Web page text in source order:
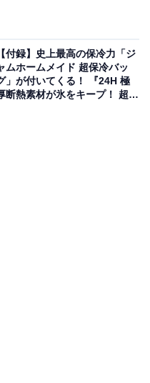
定カラーのiwaki耐熱調理容器つ
復刻版 山本ゆりのおい
耐熱調理容器つき』
【付録】史上最高の保冷力「ジ
ムホームメイド 超保冷バッ
」が付いてくる！ 『24H 極
断熱素材が氷をキープ！ 超保